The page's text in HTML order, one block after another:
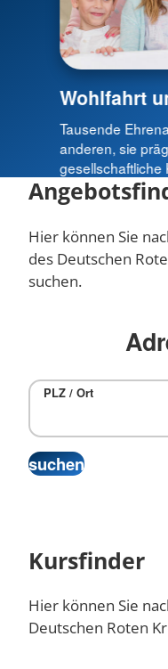
Wohlfahrt
Tausende
anderen, sie
gesellschaftliche
Hier können Sie
des Deutschen
suchen.
PLZ / Ort
Kursfinder
Hier können Sie
Deutschen Roten